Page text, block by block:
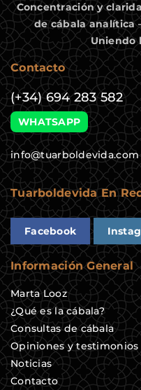
Concentración y
de cábala analítica
Uniendo
Contacto
(+34) 694 283 582
WHATSAPP
info@tuarboldevida.com
Tuarboldevida En
Facebook
Información General
Marta Looz
¿Qué es la cábala?
Consultas de cábala
Opiniones y testimonios
Noticias
Contacto